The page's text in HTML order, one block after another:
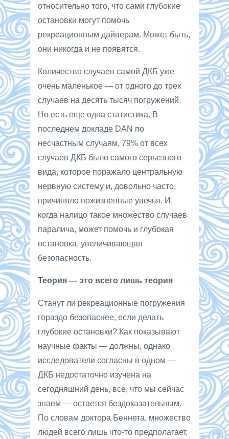
относительно того, что сами глубокие
остановки могут помочь
рекреационным дайверам. Может быть,
они никогда и не появятся.
Количество случаев самой ДКБ уже
очень маленькое — от одного до трех
случаев на десять тысяч погружений.
Но есть еще одна статистика. В
последнем докладе DAN по
несчастным случаям, 79% от всех
случаев ДКБ было самого серьезного
вида, которое поражало центральную
нервную систему и, довольно часто,
причиняло пожизненные увечья. И,
когда налицо такое множество случаев
паралича, может помочь и глубокая
остановка, увеличивающая
безопасность.
Теория — это всего лишь теория
Станут ли рекреационные погружения
гораздо безопаснее, если делать
глубокие остановки? Как показывают
научные факты — должны, однако
исследователи согласны в одном —
ДКБ недостаточно изучена на
сегодняшний день, все, что мы сейчас
знаем — остается бездоказательным.
По словам доктора Беннета, множество
людей всего лишь что-то предполагает,